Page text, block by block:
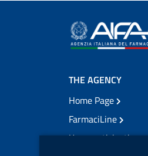
THE AGENCY
Home Page
FarmaciLine
User participation